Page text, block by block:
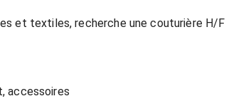
et textiles, recherche une couturière H/F
accessoires